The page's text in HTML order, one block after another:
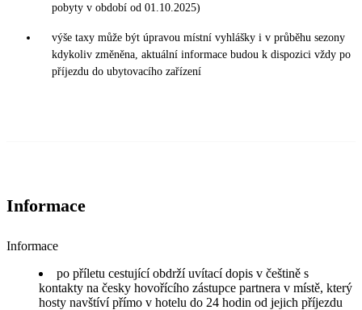
pobyty v období od 01.10.2025)
výše taxy může být úpravou místní vyhlášky i v průběhu sezony
kdykoliv změněna, aktuální informace budou k dispozici vždy po
příjezdu do ubytovacího zařízení
Informace
Informace
po příletu cestující obdrží uvítací dopis v češtině s
kontakty na česky hovořícího zástupce partnera v místě, který
hosty navštíví přímo v hotelu do 24 hodin od jejich příjezdu